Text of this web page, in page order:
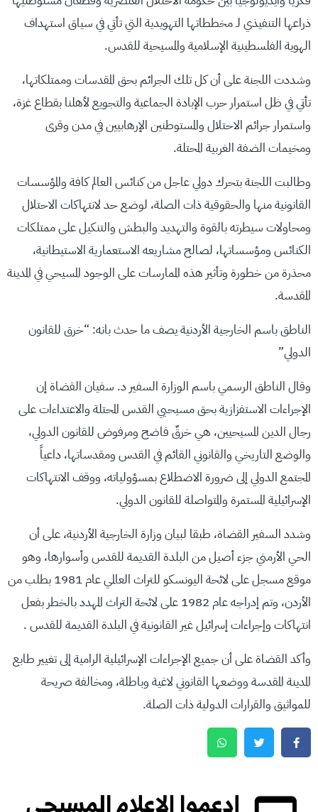
ذراعها التنفيذي لـ مخططاتها التهويدية التي تأتي في سياق استهداف
الهوية الفلسطينية الإسلامية والمسيحية للقدس.
وشددت اللجنة على أن كل تلك الجرائم بحق المقدسات وممتلكاتها،
تأتي في ظل استمرار حرب الإبادة الجماعية والتجويع لأهلنا بقطاع غزة،
واستمرار جرائم الاحتلال والمستوطنين الإرهابيين في مدن وقرى
ومخيمات الضفة الغربية المحتلة.
وطالبت اللجنة بتحرك دولي عاجل من كنائس العالم كافة والمؤسسات
القانونية منها والحقوقية ذات الصلة، لوضع حد لانتهاكات الاحتلال
ومحاولات سيطرته بالقوة والتهديد والبطش والتنكيل على ممتلكات
الكنائس ومؤسساتها، لصالح مشاريعه الاستعمارية الاستيطانية،
محذرة من خطورة وتأثير هذه الممارسات على الوجود المسيحي في المدينة
المقدسة.
الناطق باسم الخارجية الأردنية يصف ما حدث بانه: “خرق للقانون
الدولي”
وقال الناطق الرسمي باسم الوزارة السفير د. سفيان القضاة إن
الإجراءات الاستفزازية بحق مسيحيي القدس المحتلة والاعتداءات على
رجال الدين المسيحيين، هي خرقٌ فاضح ومرفوض للقانون الدولي،
والوضع التاريخي والقانوني القائم في القدس ومقدساتها، داعياً
المجتمع الدولي إلى ضرورة الاضطلاع بمسؤولياته، ووقف الانتهاكات
الإسرائيلية المستمرة والمتواصلة للقانون الدولي.
وشدد السفير القضاة، طبقا لبيان وزارة الخارجية الأردنية، على أن
الحي الأرمني جزء أصيل من البلدة القديمة للقدس وأسوارها، وهو
موقع مسجل على لائحة اليونسكو للتراث العالمي عام 1981 بطلب من
الأردن، وتم إدراجه عام 1982 على لائحة التراث المهدد بالخطر بفعل
انتهاكات وإجراءات إسرائيل غير القانونية في البلدة القديمة للقدس .
وأكد القضاة على أن جميع الإجراءات الإسرائيلية الرامية إلى تغيير طابع
المدينة المقدسة ووضعها القانوني لاغية وباطلة، ومخالفة صريحة
للمواثيق والقرارات الدولية ذات الصلة.